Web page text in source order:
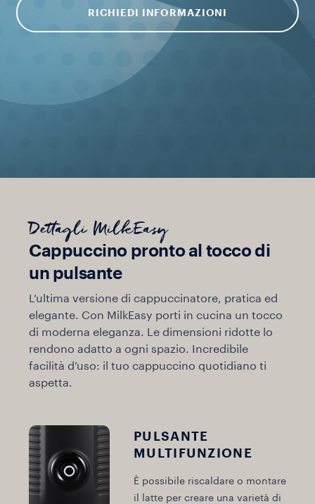
RICHIEDI INFORMAZIONI
Dettagli MilkEasy
Cappuccino pronto al tocco di
un pulsante
L’ultima versione di cappuccinatore, pratica ed
elegante. Con MilkEasy porti in cucina un tocco
di moderna eleganza. Le dimensioni ridotte lo
rendono adatto a ogni spazio. Incredibile
facilità d’uso: il tuo cappuccino quotidiano ti
aspetta.
PULSANTE
MULTIFUNZIONE
È possibile riscaldare o montare
il latte per creare una varietà di